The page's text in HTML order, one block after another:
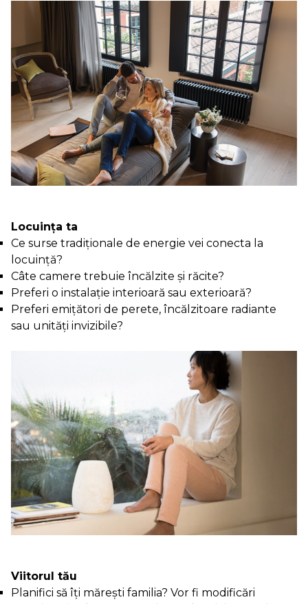
Locuinţa ta
Ce surse tradiționale de energie vei conecta la
locuință?
Câte camere trebuie încălzite și răcite?
Preferi o instalație interioară sau exterioară?
Preferi emițători de perete, încălzitoare radiante
sau unități invizibile?
Viitorul tău
Planifici să îți mărești familia? Vor fi modificări